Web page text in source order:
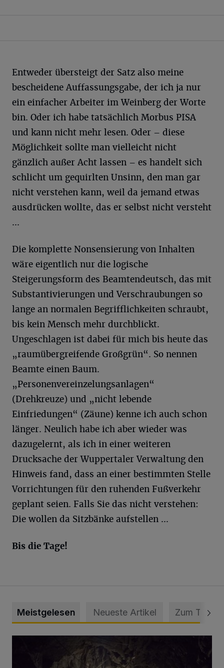
Entweder übersteigt der Satz also meine
bescheidene Auffassungsgabe, der ich ja nur
ein einfacher Arbeiter im Weinberg der Worte
bin. Oder ich habe tatsächlich Morbus PISA
und kann nicht mehr lesen. Oder – diese
Möglichkeit sollte man vielleicht nicht
gänzlich außer Acht lassen – es handelt sich
schlicht um gequirlten Unsinn, den man gar
nicht verstehen kann, weil da jemand etwas
ausdrücken wollte, das er selbst nicht versteht
...
Die komplette Nonsensierung von Inhalten
wäre eigentlich nur die logische
Steigerungsform des Beamtendeutsch, das mit
Substantivierungen und Verschraubungen so
lange an normalen Begrifflichkeiten schraubt,
bis kein Mensch mehr durchblickt.
Ungeschlagen ist dabei für mich bis heute das
„raumübergreifende Großgrün“. So nennen
Beamte einen Baum.
„Personenvereinzelungsanlagen“
(Drehkreuze) und „nicht lebende
Einfriedungen“ (Zäune) kenne ich auch schon
länger. Neulich habe ich aber wieder was
dazugelernt, als ich in einer weiteren
Drucksache der Wuppertaler Verwaltung den
Hinweis fand, dass an einer bestimmten Stelle
Vorrichtungen für den ruhenden Fußverkehr
geplant seien. Falls Sie das nicht verstehen:
Die wollen da Sitzbänke aufstellen ...
Bis die Tage!
Meistgelesen Neueste Artikel Zum Thema